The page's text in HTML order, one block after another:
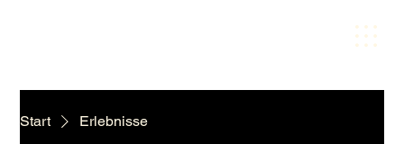
Start Erlebnisse